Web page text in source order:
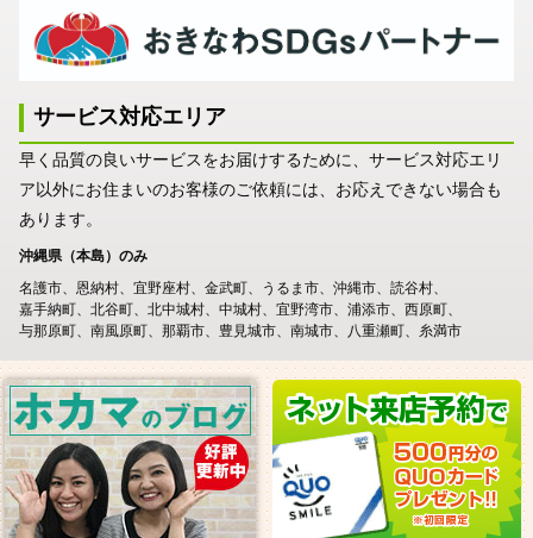
サービス対応エリア
早く品質の良いサービスをお届けするために、サービス対応エリ
ア以外にお住まいのお客様のご依頼には、お応えできない場合も
あります。
沖縄県（本島）のみ
名護市
恩納村 宜野座村 金武町 うるま市 沖縄市
読谷村
嘉手納町
北谷町 北中城村 中城村 宜野湾市 浦添市
西原町
与那原町
南風原町 那覇市 豊見城市 南城市 八重瀬町 糸満市